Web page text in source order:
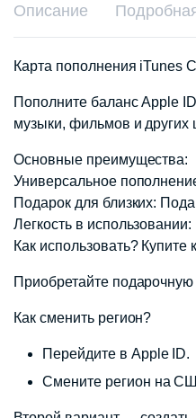
Описание
Карта пополнения iTunes
Пополните баланс Apple
музыки, фильмов и
Основные преимущества:
Универсальное
Подарок для близких:
Легкость в
Как использовать?
Приобретайте
Как сменить регион?
Перейдите в Apple ID.
Смените регион на